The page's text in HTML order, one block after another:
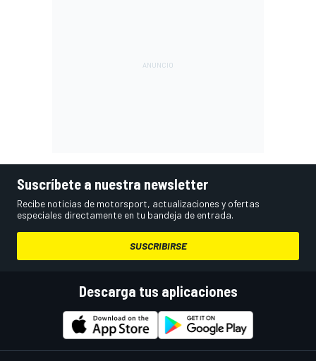
Suscríbete a nuestra newsletter
Recibe noticias de motorsport, actualizaciones y ofertas
especiales directamente en tu bandeja de entrada.
SUSCRIBIRSE
Descarga tus aplicaciones